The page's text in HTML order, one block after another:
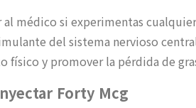
al médico si experimentas
del sistema nervioso
físico y promover la pérdida de
Forty Mcg